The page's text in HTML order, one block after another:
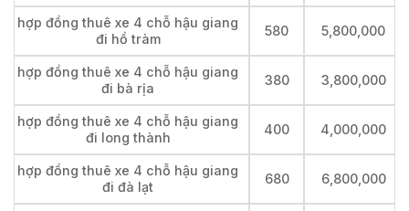
hợp đồng thuê xe 4 chỗ hậu giang
đi hồ tràm
580 5,800,000
hợp đồng thuê xe 4 chỗ hậu giang
đi bà rịa
380 3,800,000
hợp đồng thuê xe 4 chỗ hậu giang
đi long thành
400 4,000,000
hợp đồng thuê xe 4 chỗ hậu giang
đi đà lạt
680 6,800,000